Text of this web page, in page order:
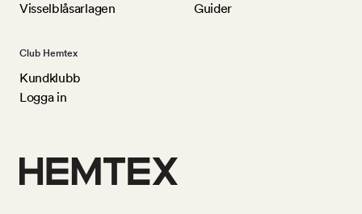
Visselblåsarlagen
Guider
Club Hemtex
Kundklubb
Logga in